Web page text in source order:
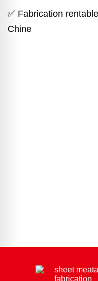
✅ Fabrication
Chine